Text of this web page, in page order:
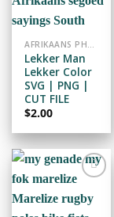
ADD TO
WISHLIST
AFRIKAANS PHRASES SVG / PNG / CUTFILE
Lekker Man
Lekker Color
SVG | PNG |
CUT FILE
$2.00